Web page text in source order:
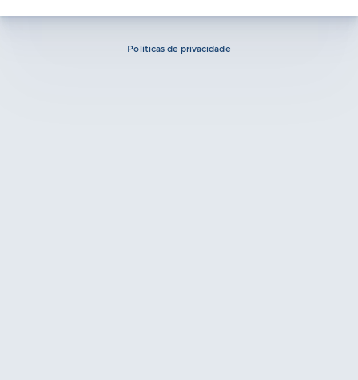
Políticas de privacidade